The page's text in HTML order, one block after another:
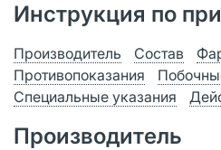
Инструкция по
Производитель Состав
Противопоказания
Специальные указания
Производитель